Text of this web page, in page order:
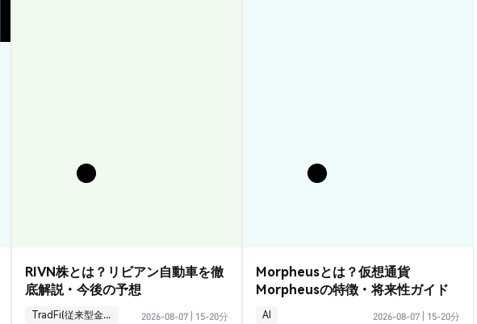
RIVN株とは？リビアン自動車を徹
底解説・今後の予想
TradFi(従来型金融) 2026-08-07 15-20分
Morpheusとは？仮想通貨
Morpheusの特徴・将来性ガイド
AI 2026-08-07 15-20分